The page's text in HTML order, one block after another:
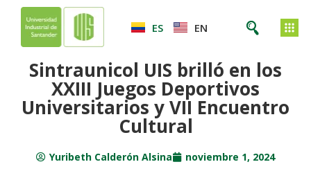
ES EN
Sintraunicol UIS brilló en los
XXIII Juegos Deportivos
Universitarios y VII Encuentro
Cultural
Yuribeth Calderón Alsina noviembre 1, 2024